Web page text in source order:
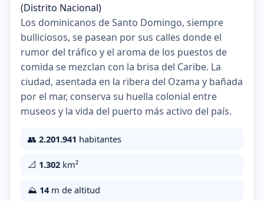
Los dominicanos de Santo Domingo, siempre
bulliciosos, se pasean por sus calles donde el
rumor del tráfico y el aroma de los puestos de
comida se mezclan con la brisa del Caribe. La
ciudad, asentada en la ribera del Ozama y bañada
por el mar, conserva su huella colonial entre
museos y la vida del puerto más activo del país.
👥 2.201.941 habitantes
📐 1.302 km²
⛰️ 14m de altitud